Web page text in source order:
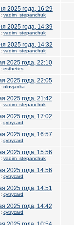
2025 года, 16:29
vadim_stepanchuk
2025 года, 14:39
vadim_stepanchuk
2025 года, 14:32
vadim_stepanchuk
2025 года, 22:10
esthetics
2025 года, 22:05
olovjanka
2025 года, 21:42
vadim_stepanchuk
2025 года, 17:02
cytrycard
2025 года, 16:57
cytrycard
2025 года, 15:56
vadim_stepanchuk
2025 года, 14:56
cytrycard
2025 года, 14:51
cytrycard
2025 года, 14:42
cytrycard